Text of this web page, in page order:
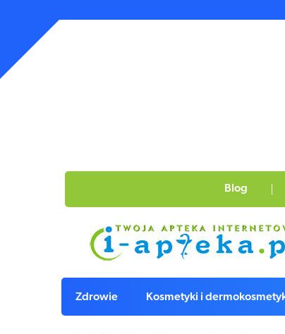
Blog
Zdrowie Kosmetyki i